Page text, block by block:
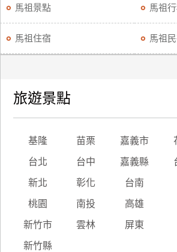
馬祖景點 馬祖
馬祖住宿 馬祖
旅遊景點
基隆 苗栗 嘉義市
台北 台中 嘉義縣
新北 彰化 台南
桃園 南投 高雄
新竹市 雲林 屏東
新竹縣